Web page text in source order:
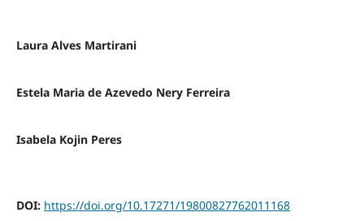
Laura Alves Martirani
Estela Maria de Azevedo Nery Ferreira
Isabela Kojin Peres
DOI: https://doi.org/10.17271/19800827762011168